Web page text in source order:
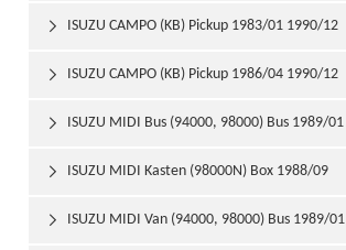
ISUZU CAMPO (KB) Pickup 1983/01 1990/12

ISUZU CAMPO (KB) Pickup 1986/04 1990/12

ISUZU MIDI Bus (94000, 98000) Bus 1989/01

ISUZU MIDI Kasten (98000N) Box 1988/09

ISUZU MIDI Van (94000, 98000) Bus 1989/01
